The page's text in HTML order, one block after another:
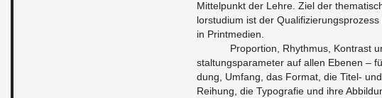
Mit­tel­punkt der Lehre. Ziel der
lor­stu­di­um ist der
in Print­me­di­en.
Pro­por­ti­on, Rhyth­mus, Kon­trast
stal­tungs­pa­ra­me­ter auf allen Ebe­nen –
dung, Um­fang, das For­mat, die Ti­tel-
Rei­hung, die Ty­po­gra­fie und ihre